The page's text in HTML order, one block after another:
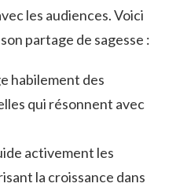
les audiences. Voici
partage de sagesse :
habilement des
qui résonnent avec
activement les
la croissance dans